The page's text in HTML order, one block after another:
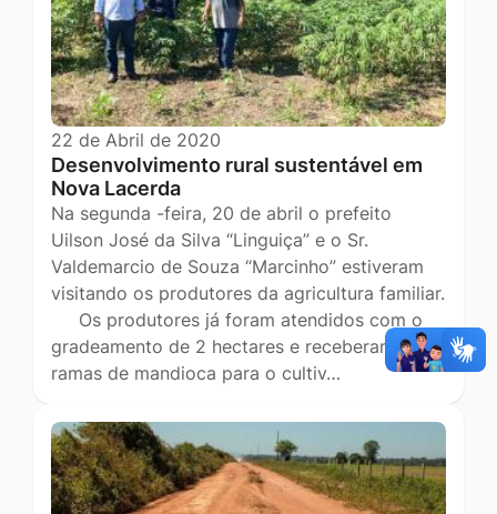
22 de Abril de 2020
Desenvolvimento rural sustentável em
Nova Lacerda
Na segunda -feira, 20 de abril o prefeito
Uilson José da Silva “Linguiça” e o Sr.
Valdemarcio de Souza “Marcinho” estiveram
visitando os produtores da agricultura familiar.
Os produtores já foram atendidos com o
gradeamento de 2 hectares e receberam
ramas de mandioca para o cultiv…